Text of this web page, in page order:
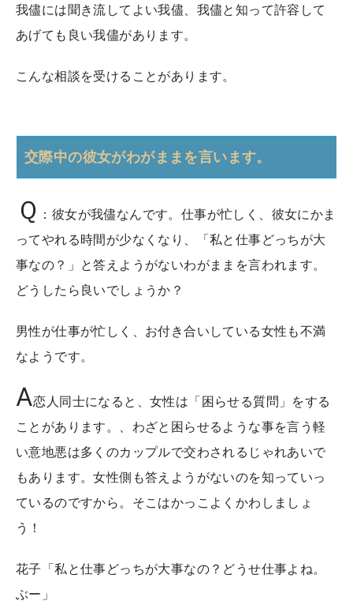
我儘には聞き流してよい我儘、我儘と知って許容して
あげても良い我儘があります。
こんな相談を受けることがあります。
交際中の彼女がわがままを言います。
Ｑ ：彼女が我儘なんです。仕事が忙しく、彼女にかま
ってやれる時間が少なくなり、「私と仕事どっちが大
事なの？」と答えようがないわがままを言われます。
どうしたら良いでしょうか？
男性が仕事が忙しく、お付き合いしている女性も不満
なようです。
A恋人同士になると、女性は「困らせる質問」をする
ことがあります。、わざと困らせるような事を言う軽
い意地悪は多くのカップルで交わされるじゃれあいで
もあります。女性側も答えようがないのを知っていっ
ているのですから。そこはかっこよくかわしましょ
う！
花子「私と仕事どっちが大事なの？どうせ仕事よね。
ぶー」